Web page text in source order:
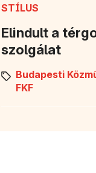
STÍLUS
Elindult a
szolgálat
Budapesti
FKF